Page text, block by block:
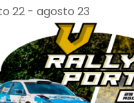
22 - agosto 23